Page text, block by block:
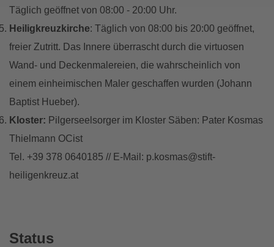
Täglich geöffnet von 08:00 - 20:00 Uhr.
Heiligkreuzkirche: Täglich von 08:00 bis 20:00 geöffnet,
freier Zutritt. Das Innere überrascht durch die virtuosen
Wand- und Deckenmalereien, die wahrscheinlich von
einem einheimischen Maler geschaffen wurden (Johann
Baptist Hueber).
Kloster: Pilgerseelsorger im Kloster Säben: Pater Kosmas
Thielmann OCist
Tel. +39 378 0640185 // E-Mail: p.kosmas@stift-
heiligenkreuz.at
Status